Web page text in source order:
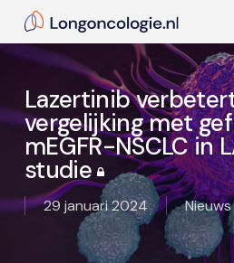
main
Lazertinib
vergelijking met
mEGFR-NSCLC in
studie
29 januari 2024 Nieuws